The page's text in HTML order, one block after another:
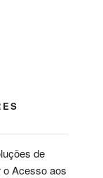
de
o Acesso aos